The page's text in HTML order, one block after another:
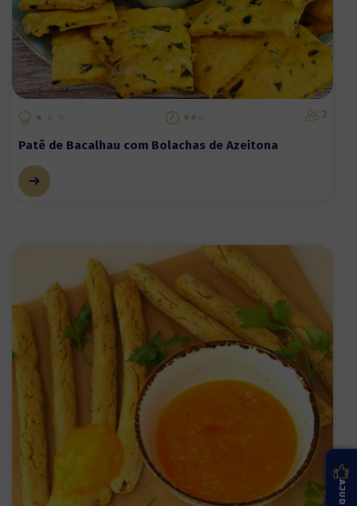
3
Patê de Bacalhau com Bolachas de Azeitona